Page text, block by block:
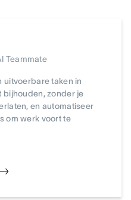
Teammate
uitvoerbare taken in
bijhouden, zonder je
en automatiseer
om werk voort te